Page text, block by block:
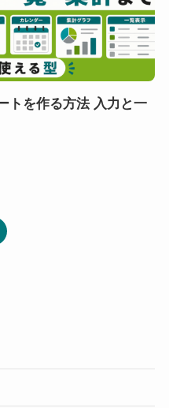
トを作る方法 入力と一